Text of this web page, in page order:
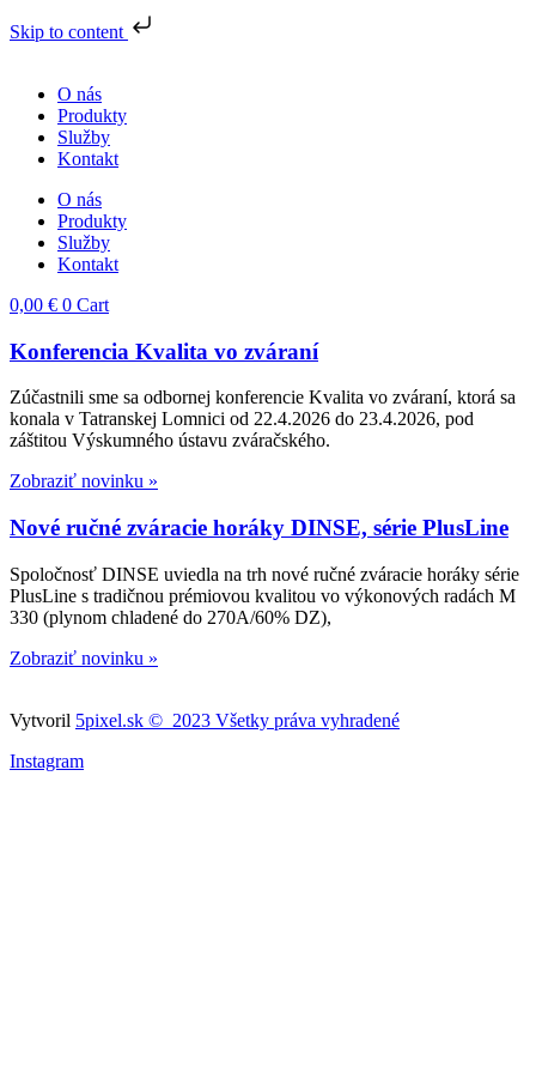
Skip to content
obsah
O nás
Produkty
Služby
Kontakt
O nás
Produkty
Služby
Kontakt
0,00 € 0 Cart
Konferencia Kvalita vo zváraní
Zúčastnili sme sa odbornej konferencie Kvalita vo zváraní, ktorá sa
konala v Tatranskej Lomnici od 22.4.2026 do 23.4.2026, pod
záštitou Výskumného ústavu zváračského.
Zobraziť novinku »
Nové ručné zváracie horáky DINSE, série PlusLine
Spoločnosť DINSE uviedla na trh nové ručné zváracie horáky série
PlusLine s tradičnou prémiovou kvalitou vo výkonových radách M
330 (plynom chladené do 270A/60% DZ),
Zobraziť novinku »
Vytvoril 5pixel.sk © 2023 Všetky práva vyhradené
Instagram